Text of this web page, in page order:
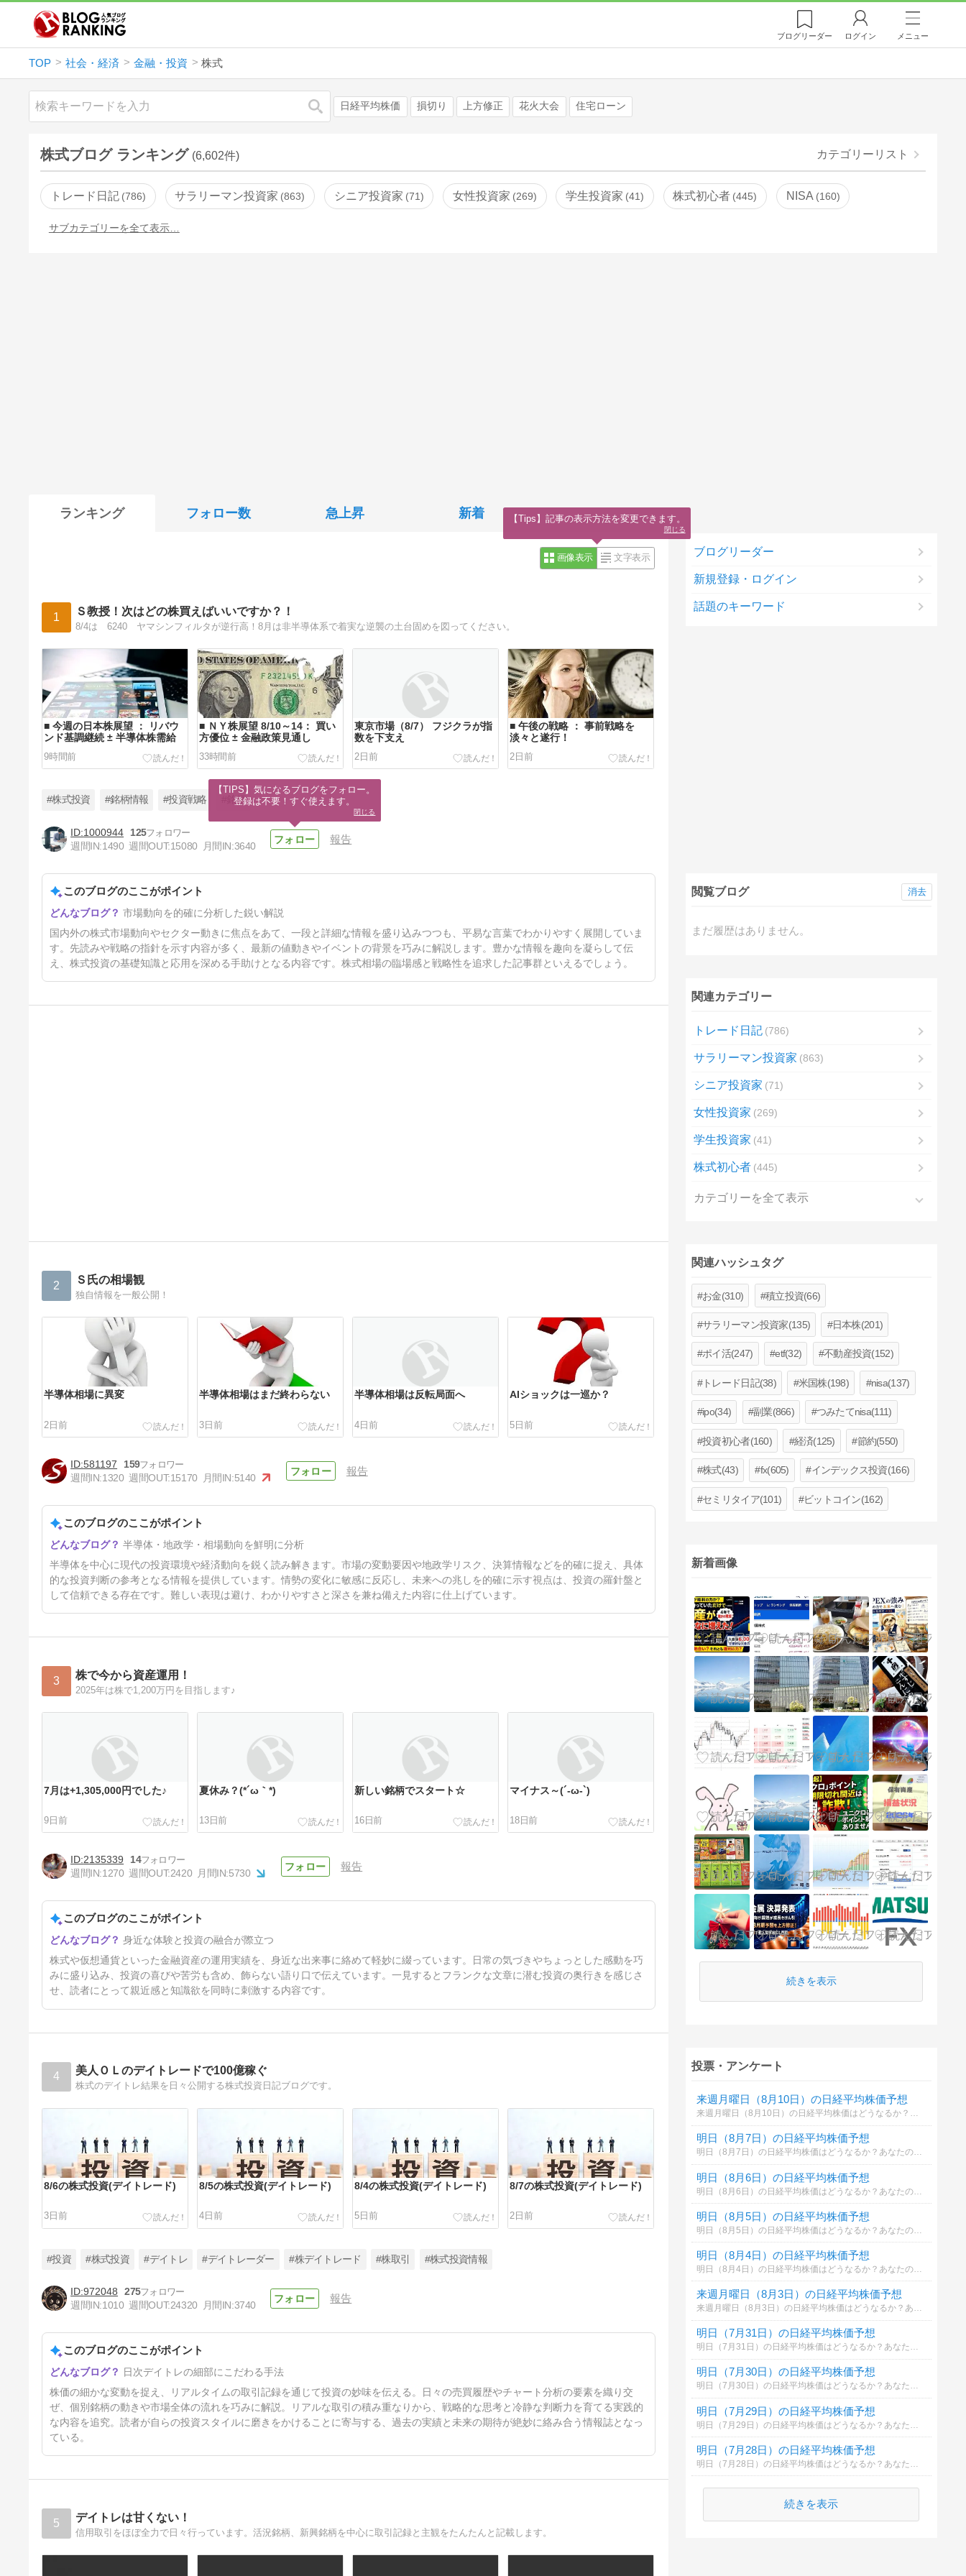
ブログリーダー ログイン メニュー
TOP 社会・経済 金融・投資 株式
検索 日経平均株価 損切り 上方修正 花火大会 住宅ローン
株式ブログ ランキング (6,602件) カテゴリーリスト
トレード日記 786 サラリーマン投資家 863 シニア投資家 71 女性投資家 269 学生投資家 41 株式初心者 445 NISA 160
サブカテゴリーを全て表示…
ランキング フォロー数 急上昇 新着
画像表示 文字表示
1 Ｓ教授！次はどの株買えばいいですか？！
8/4は 6240 ヤマシンフィルタが逆行高！8月は非半導体系で着実な逆襲の土台固めを図ってください。
■ 今週の日本株展望 ： リバウ
ンド基調継続 ± 半導体株需給
9時間前
■ ＮＹ株展望 8/10～14： 買い
方優位 ± 金融政策見通し
33時間前
東京市場（8/7） フジクラが指
数を下支え
2日前
■ 午後の戦略 ： 事前戦略を
淡々と遂行！
2日前
ウン戦略で建て直し！
3日前
#株式投資 #銘柄情報 #投資戦略 #銘柄
1000944
125
週間IN:1490 週間OUT:15080 月間IN:3640
報告
このブログのここがポイント
市場動向を的確に分析した鋭い解説
国内外の株式市場動向やセクター動きに焦点をあて、一段と詳細な情報を盛り込みつつも、平易な言葉でわかりやすく展開していま
す。先読みや戦略の指針を示す内容が多く、最新の値動きやイベントの背景を巧みに解説します。豊かな情報を趣向を凝らして伝
え、株式投資の基礎知識と応用を深める手助けとなる内容です。株式相場の臨場感と戦略性を追求した記事群といえるでしょう。
2 Ｓ氏の相場観
独自情報を一般公開！
半導体相場に異変
2日前
半導体相場はまだ終わらない
3日前
半導体相場は反転局面へ
4日前
AIショックは一巡か？
5日前
介入相場と次の一手
6日前
581197
159
週間IN:1320 週間OUT:15170 月間IN:5140
報告
このブログのここがポイント
半導体・地政学・相場動向を鮮明に分析
半導体を中心に現代の投資環境や経済動向を鋭く読み解きます。市場の変動要因や地政学リスク、決算情報などを的確に捉え、具体
的な投資判断の参考となる情報を提供しています。情勢の変化に敏感に反応し、未来への兆しを的確に示す視点は、投資の羅針盤と
して信頼できる存在です。難しい表現は避け、わかりやすさと深さを兼ね備えた内容に仕上げています。
3 株で今から資産運用！
2025年は株で1,200万円を目指します♪
7月は+1,305,000円でした♪
9日前
夏休み？(*´ω｀*)
13日前
新しい銘柄でスタート☆
16日前
マイナス～(´-ω-`)
18日前
3連休の予定
23日前
2135339
14
週間IN:1270 週間OUT:2420 月間IN:5730
報告
このブログのここがポイント
身近な体験と投資の融合が際立つ
株式や仮想通貨といった金融資産の運用実績を、身近な出来事に絡めて軽妙に綴っています。日常の気づきやちょっとした感動を巧
みに盛り込み、投資の喜びや苦労も含め、飾らない語り口で伝えています。一見するとフランクな文章に潜む投資の奥行きを感じさ
せ、読者にとって親近感と知識欲を同時に刺激する内容です。
4 美人ＯＬのデイトレードで100億稼ぐ
株式のデイトレ結果を日々公開する株式投資日記ブログです。
8/6の株式投資(デイトレード)
3日前
8/5の株式投資(デイトレード)
4日前
8/4の株式投資(デイトレード)
5日前
8/7の株式投資(デイトレード)
2日前
6日前
#投資 #株式投資 #デイトレ #デイトレーダー #株デイトレード #株取引 #株式投資情報
972048
275
週間IN:1010 週間OUT:24320 月間IN:3740
報告
このブログのここがポイント
日次デイトレの細部にこだわる手法
株価の細かな変動を捉え、リアルタイムの取引記録を通じて投資の妙味を伝える。日々の売買履歴やチャート分析の要素を織り交
ぜ、個別銘柄の動きや市場全体の流れを巧みに解説。リアルな取引の積み重なりから、戦略的な思考と冷静な判断力を育てる実践的
な内容を追究。読者が自らの投資スタイルに磨きをかけることに寄与する、過去の実績と未来の期待が絶妙に絡み合う情報誌となっ
ている。
5 デイトレは甘くない！
信用取引をほぼ全力で日々行っています。活況銘柄、新興銘柄を中心に取引記録と主観をたんたんと記載します。
ブログリーダー
新規登録・ログイン
話題のキーワード
閲覧ブログ
まだ履歴はありません。
消去
関連カテゴリー
トレード日記 786
サラリーマン投資家 863
シニア投資家 71
女性投資家 269
学生投資家 41
株式初心者 445
カテゴリーを全て表示
関連ハッシュタグ
お金(310) 積立投資(66)
サラリーマン投資家(135) 日本株(201)
ポイ活(247) etf(32) 不動産投資(152)
トレード日記(38) 米国株(198) nisa(137)
ipo(34) 副業(866) つみたてnisa(111)
投資初心者(160) 経済(125) 節約(550)
株式(43) fx(605) インデックス投資(166)
セミリタイア(101) ビットコイン(162)
新着画像
続きを表示
投票・アンケート
来週月曜日（8月10日）の日経平均株価予想
来週月曜日（8月10日）の日経平均株価はどうなるか？あなたの御意見を聞かせて下さい。勿論希望や勘でもかまいません。見るだけもＯＫ！
明日（8月7日）の日経平均株価予想
明日（8月7日）の日経平均株価はどうなるか？あなたの御意見を聞かせて下さい。勿論希望や勘でもかまいません。見るだけもＯＫ！
明日（8月6日）の日経平均株価予想
明日（8月5日）の日経平均株価予想
明日（8月4日）の日経平均株価予想
明日（8月4日）の日経平均株価はどうなるか？あなたの御意見を聞かせて下さい。勿論希望や勘でもかまいません。見るだけもＯＫ！
来週月曜日（8月3日）の日経平均株価予想
来週月曜日（8月3日）の日経平均株価はどうなるか？あなたの御意見を聞かせて下さい。勿論希望や勘でもかまいません。見るだけもＯＫ！
明日（7月31日）の日経平均株価予想
明日（7月31日）の日経平均株価はどうなるか？あなたの御意見を聞かせて下さい。勿論希望や勘でもかまいません。見るだけもＯＫ！
明日（7月30日）の日経平均株価予想
明日（7月30日）の日経平均株価はどうなるか？あなたの御意見を聞かせて下さい。勿論希望や勘でもかまいません。見るだけもＯＫ！
明日（7月29日）の日経平均株価予想
明日（7月28日）の日経平均株価予想
明日（7月28日）の日経平均株価はどうなるか？あなたの御意見を聞かせて下さい。勿論希望や勘でもかまいません。見るだけもＯＫ！
続きを表示
【TIPS】気になるブログをフォロー。
登録は不要！すぐ使えます。
閉じる
【Tips】記事の表示方法を変更できます。
閉じる